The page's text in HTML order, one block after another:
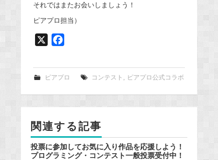
それではまたお会いしましょう！
ピアプロ担当）
e
k
ピアプロ コンテスト ピアプロ公式コラボ
関連する記事
投票に参加してお気に入り作品を応援しよう！
プログラミング・コンテスト一般投票受付中！